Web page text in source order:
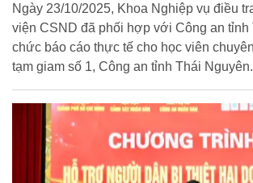
Ngày 23/10/2025, Khoa Nghiệp vụ điều
viện CSND đã phối hợp với Công an tỉnh
chức báo cáo thực tế cho học viên
tạm giam số 1, Công an tỉnh Thái Nguyên.